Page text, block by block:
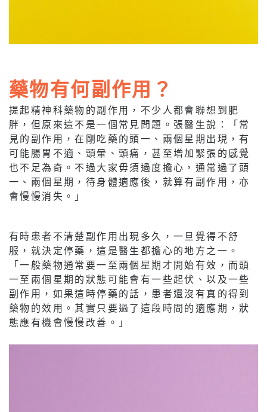
藥物有何副作用？
提起精神科藥物的副作用，不少人都會聯想到肥
胖，但原來這不是一個常見問題。張醫生說：「常
見的副作用，在剛吃藥的頭一、兩個星期出現，有
可能腸胃不適、頭暈、頭痛，甚至增加緊張的感覺
也不足為奇。不過大家毋須過度擔心，通常過了頭
一、兩個星期，待身體適應後，就算有副作用，亦
會慢慢消失。」
有時患者不清楚副作用出現多久，一旦覺得不舒
服，就決定停藥，這是醫生都擔心的地方之一。
「一般藥物通常要一至兩個星期才開始有效，而頭
一至兩個星期的狀態可能會有一些起伏、以及一些
副作用，如果這時停藥的話，患者還沒有真的得到
藥物的效用。其實只要過了這段時間的適應期，狀
態應有機會慢慢改善。」